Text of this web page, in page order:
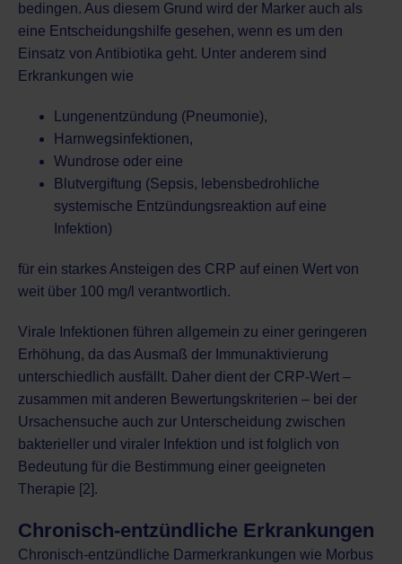
bedingen. Aus diesem Grund wird der Marker auch als
eine Entscheidungshilfe gesehen, wenn es um den
Einsatz von Antibiotika geht. Unter anderem sind
Erkrankungen wie
Lungenentzündung (Pneumonie),
Harnwegsinfektionen,
Wundrose oder eine
Blutvergiftung (Sepsis, lebensbedrohliche
systemische Entzündungsreaktion auf eine
Infektion)
für ein starkes Ansteigen des CRP auf einen Wert von
weit über 100 mg/l verantwortlich.
Virale Infektionen führen allgemein zu einer geringeren
Erhöhung, da das Ausmaß der Immunaktivierung
unterschiedlich ausfällt. Daher dient der CRP-Wert –
zusammen mit anderen Bewertungskriterien – bei der
Ursachensuche auch zur Unterscheidung zwischen
bakterieller und viraler Infektion und ist folglich von
Bedeutung für die Bestimmung einer geeigneten
Therapie [2].
Chronisch-entzündliche Erkrankungen
Chronisch-entzündliche Darmerkrankungen wie Morbus